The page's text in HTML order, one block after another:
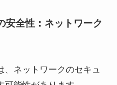
安全性：ネットワーク
、ネットワークのセキュ